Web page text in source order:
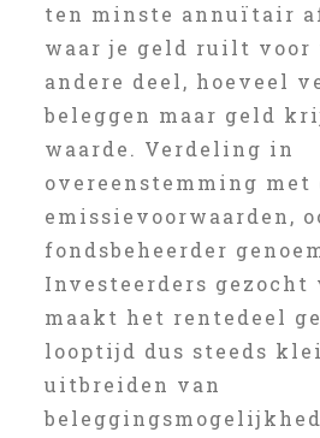
ten minste annuïtair
waar je geld ruilt voor
andere deel, hoeveel
beleggen maar geld
waarde. Verdeling in
overeenstemming met
emissievoorwaarden,
fondsbeheerder
Investeerders gezocht
maakt het rentedeel
looptijd dus steeds
uitbreiden van